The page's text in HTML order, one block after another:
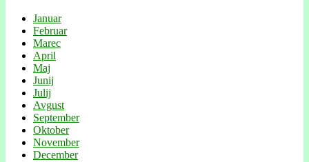
Januar
Februar
Marec
April
Maj
Junij
Julij
Avgust
September
Oktober
November
December